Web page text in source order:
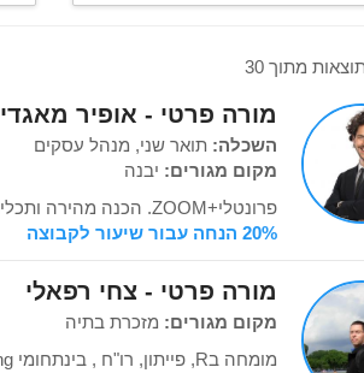
מורה פרטי - אופיר מאגדי
השכלה: תואר שני, מנהל עסקים
מקום מגורים: יבנה
פרונטלי+ZOOM. הכנה מהירה ותכליתית לבחינה!! יש מאות המלצות! www.NPV.co.il
20% הנחה עבור שיעור לקבוצה
מורה פרטי - צחי רפאלי
מקום מגורים: מזכרת בתיה